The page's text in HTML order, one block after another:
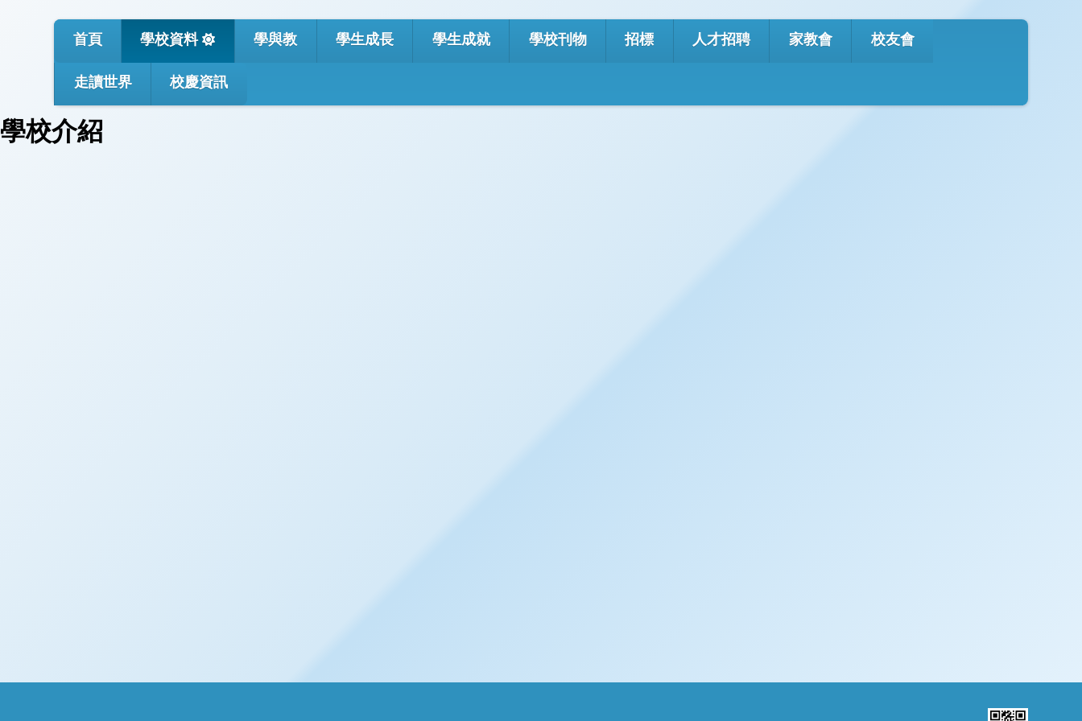
首頁 學校資料 學與教 學生成長 學生成就 學校刊物 招標 人才招聘 家教會 校友會
走讀世界 校慶資訊
學校介紹